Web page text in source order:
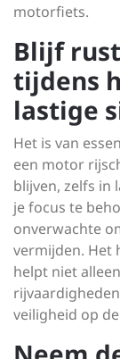
motorfiets.
Blijf
tijdens
lastige
Het is van
een motor
blijven, zelfs in
je focus te
onverwachte
vermijden. Het
helpt niet
veiligheid op